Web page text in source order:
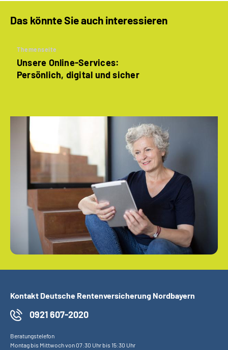
Das könnte Sie auch interessieren
Themenseite
Unsere Online-Services:
Persönlich, digital und sicher
Kontakt Deutsche Rentenversicherung Nordbayern
0921 607-2020
Beratungstelefon
Montag bis Mittwoch von 07:30 Uhr bis 15:30 Uhr